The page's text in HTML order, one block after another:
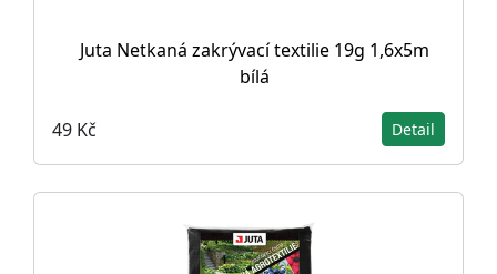
Juta Netkaná zakrývací textilie 19g 1,6x5m
bílá
49 Kč Detail